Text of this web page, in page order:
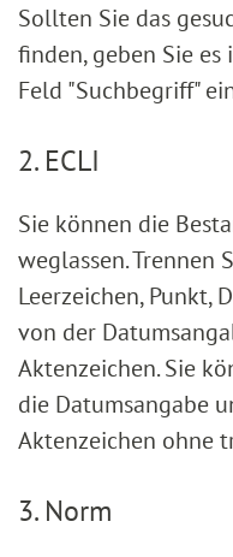
Sollten Sie das
finden, geben Sie
Feld "Suchbegriff"
2. ECLI
Sie können die
weglassen. Trennen
Leerzeichen, Punkt,
von der
Aktenzeichen. Sie
die Datumsangabe
Aktenzeichen ohne
3. Norm